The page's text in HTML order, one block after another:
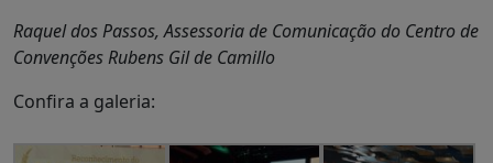
Raquel dos Passos, Assessoria de Comunicação do Centro de
Convenções Rubens Gil de Camillo
Confira a galeria: